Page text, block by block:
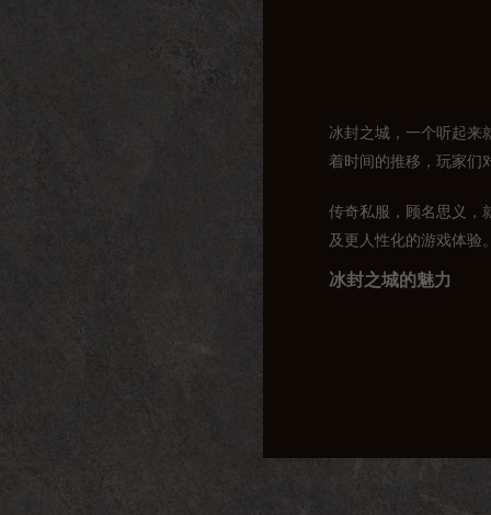
冰封之城，一个听起来
着时间的推移，玩家们
传奇私服，顾名思义，
及更人性化的游戏体验
冰封之城的魅力